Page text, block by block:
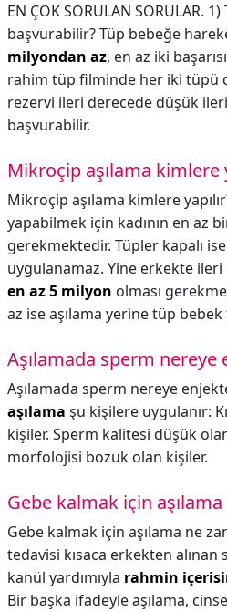
EN ÇOK SORULAN SORULAR.
başvurabilir? Tüp bebeğe
milyondan az, en az iki
rahim tüp filminde her iki tüpü
rezervi ileri derecede düşük ileri
başvurabilir.
Mikroçip aşılama kimlere
Mikroçip aşılama kimlere
yapabilmek için kadının en az
gerekmektedir. Tüpler kapalı
uygulanamaz. Yine erkekte ileri
en az 5 milyon olması
az ise aşılama yerine tüp
Aşılamada sperm nereye
Aşılamada sperm nereye
aşılama şu kişilere uygulanır:
kişiler. Sperm kalitesi düşük
morfolojisi bozuk olan kişiler.
Gebe kalmak için aşılama
Gebe kalmak için aşılama ne
tedavisi kısaca erkekten
kanül yardımıyla rahmin
Bir başka ifadeyle aşılama,